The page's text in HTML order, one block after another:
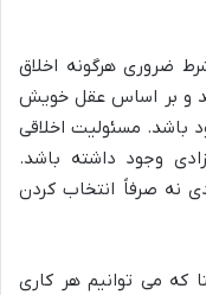
ضروری هرگونه اخلاق
و بر اساس عقل خویش
باشد. مسئولیت اخلاقی
وجود داشته باشد.
نه صرفاً انتخاب کردن
که می توانیم هر کاری